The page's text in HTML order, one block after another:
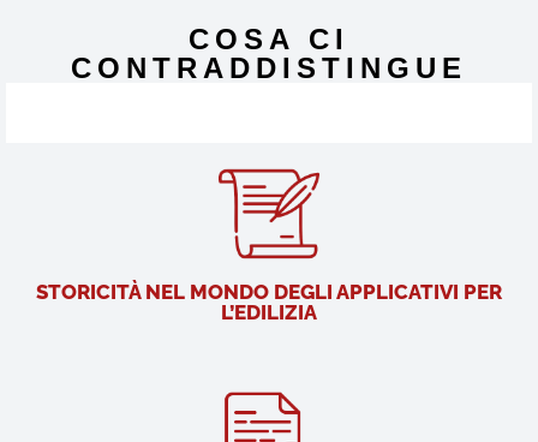
COSA CI
CONTRADDISTINGUE
STORICITÀ NEL MONDO DEGLI APPLICATIVI PER
L’EDILIZIA